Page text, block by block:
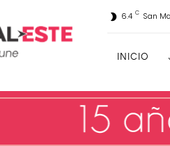
6.4 C San
INICIO